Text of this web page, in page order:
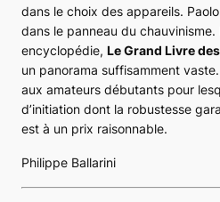
dans le choix des appareils.
dans le panneau du
encyclopédie, Le Grand Livre
un panorama suffisamment
aux amateurs débutants pour
d’initiation dont la robustesse
est à un prix raisonnable.
Philippe Ballarini